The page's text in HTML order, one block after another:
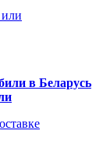
в Беларусь